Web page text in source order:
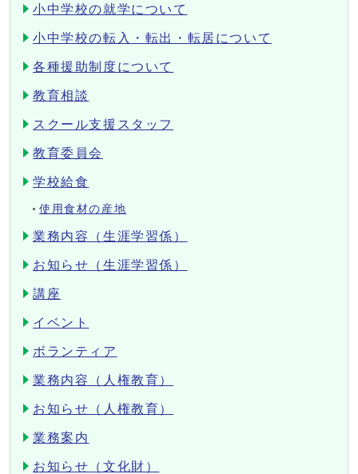
小中学校の就学について
小中学校の転入・転出・転居について
各種援助制度について
教育相談
スクール支援スタッフ
教育委員会
学校給食
使用食材の産地
業務内容（生涯学習係）
お知らせ（生涯学習係）
講座
イベント
ボランティア
業務内容（人権教育）
お知らせ（人権教育）
業務案内
お知らせ（文化財）